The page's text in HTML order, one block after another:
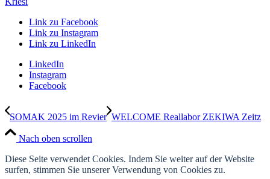
Link zu Facebook
Link zu Instagram
Link zu LinkedIn
LinkedIn
Instagram
Facebook
SOMAK 2025 im Revier WELCOME Reallabor ZEKIWA Zeitz
Nach oben scrollen
Diese Seite verwendet Cookies. Indem Sie weiter auf der Website
surfen, stimmen Sie unserer Verwendung von Cookies zu.